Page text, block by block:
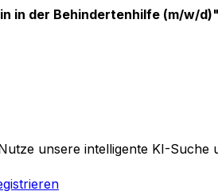
in der Behindertenhilfe (m/w/d)"
unsere intelligente KI-